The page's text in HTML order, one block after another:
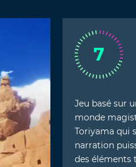
7
Jeu basé sur
monde
Toriyama qui
narration
des éléments